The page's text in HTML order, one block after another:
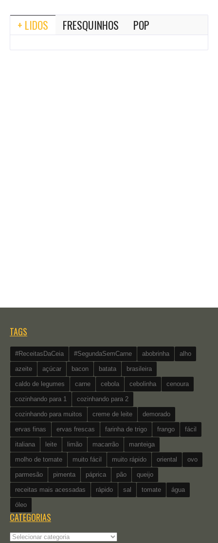
+ LIDOS FRESQUINHOS POP
TAGS
#ReceitasDaCeia #SegundaSemCarne abobrinha alho
azeite açúcar bacon batata brasileira
caldo de legumes carne cebola cebolinha cenoura
cozinhando para 1 cozinhando para 2
cozinhando para muitos creme de leite demorado
ervas finas ervas frescas farinha de trigo frango fácil
italiana leite limão macarrão manteiga
molho de tomate muito fácil muito rápido oriental ovo
parmesão pimenta páprica pão queijo
receitas mais acessadas rápido sal tomate água
óleo
CATEGORIAS
Categorias